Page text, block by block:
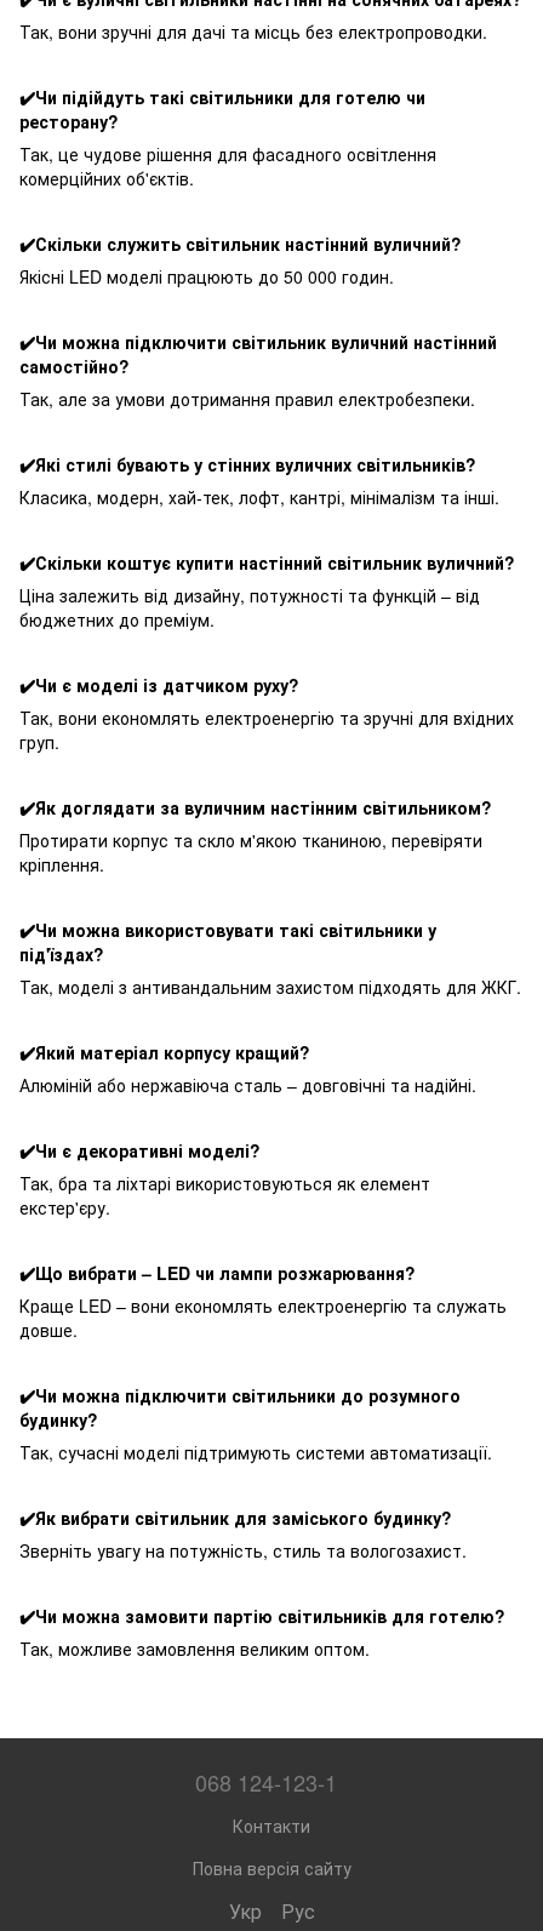
Так, вони зручні для дачі та місць без електропроводки.
✔️Чи підійдуть такі світильники для готелю чи
ресторану?
Так, це чудове рішення для фасадного освітлення
комерційних об'єктів.
✔️Скільки служить світильник настінний вуличний?
Якісні LED моделі працюють до 50 000 годин.
✔️Чи можна підключити світильник вуличний настінний
самостійно?
Так, але за умови дотримання правил електробезпеки.
✔️Які стилі бувають у стінних вуличних світильників?
Класика, модерн, хай-тек, лофт, кантрі, мінімалізм та інші.
✔️Скільки коштує купити настінний світильник вуличний?
Ціна залежить від дизайну, потужності та функцій – від
бюджетних до преміум.
✔️Чи є моделі із датчиком руху?
Так, вони економлять електроенергію та зручні для вхідних
груп.
✔️Як доглядати за вуличним настінним світильником?
Протирати корпус та скло м'якою тканиною, перевіряти
кріплення.
✔️Чи можна використовувати такі світильники у
під'їздах?
Так, моделі з антивандальним захистом підходять для ЖКГ.
✔️Який матеріал корпусу кращий?
Алюміній або нержавіюча сталь – довговічні та надійні.
✔️Чи є декоративні моделі?
Так, бра та ліхтарі використовуються як елемент
екстер'єру.
✔️Що вибрати – LED чи лампи розжарювання?
Краще LED – вони економлять електроенергію та служать
довше.
✔️Чи можна підключити світильники до розумного
будинку?
Так, сучасні моделі підтримують системи автоматизації.
✔️Як вибрати світильник для заміського будинку?
Зверніть увагу на потужність, стиль та вологозахист.
✔️Чи можна замовити партію світильників для готелю?
Так, можливе замовлення великим оптом.
068 124-123-1
Контакти
Повна версія сайту
Укр Рус